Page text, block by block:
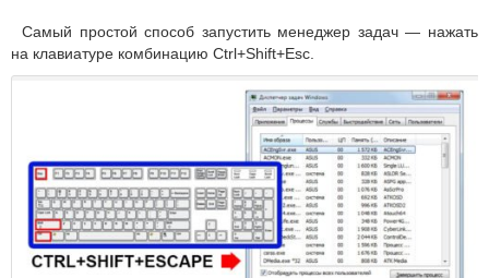
Самый простой способ запустить менеджер задач — нажать
на клавиатуре комбинацию Ctrl+Shift+Esc.